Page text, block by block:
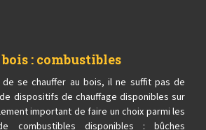
: combustibles
de se chauffer au bois, il ne suffit pas de
dispositifs de chauffage disponibles sur
important de faire un choix parmi les
combustibles disponibles : bûches